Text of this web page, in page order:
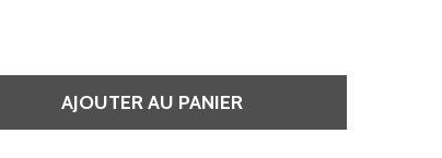
- COULEUR 07/12 COOL MUSHROOM
DE SHINEFINITY - COULEUR 07/12 COOL
AJOUTER AU PANIER